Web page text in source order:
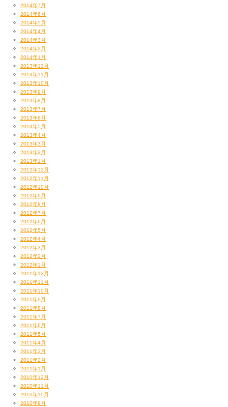
2014年7月
2014年6月
2014年5月
2014年4月
2014年3月
2014年2月
2014年1月
2013年12月
2013年11月
2013年10月
2013年9月
2013年8月
2013年7月
2013年6月
2013年5月
2013年4月
2013年3月
2013年2月
2013年1月
2012年12月
2012年11月
2012年10月
2012年9月
2012年8月
2012年7月
2012年6月
2012年5月
2012年4月
2012年3月
2012年2月
2012年1月
2011年12月
2011年11月
2011年10月
2011年9月
2011年8月
2011年7月
2011年6月
2011年5月
2011年4月
2011年3月
2011年2月
2011年1月
2010年12月
2010年11月
2010年10月
2010年9月